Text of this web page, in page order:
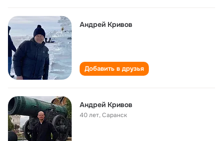
Андрей Кривов
Добавить в друзья
Андрей Кривов
40 лет,Саранск